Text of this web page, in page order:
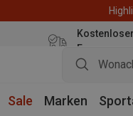
Euro
Sale Marken